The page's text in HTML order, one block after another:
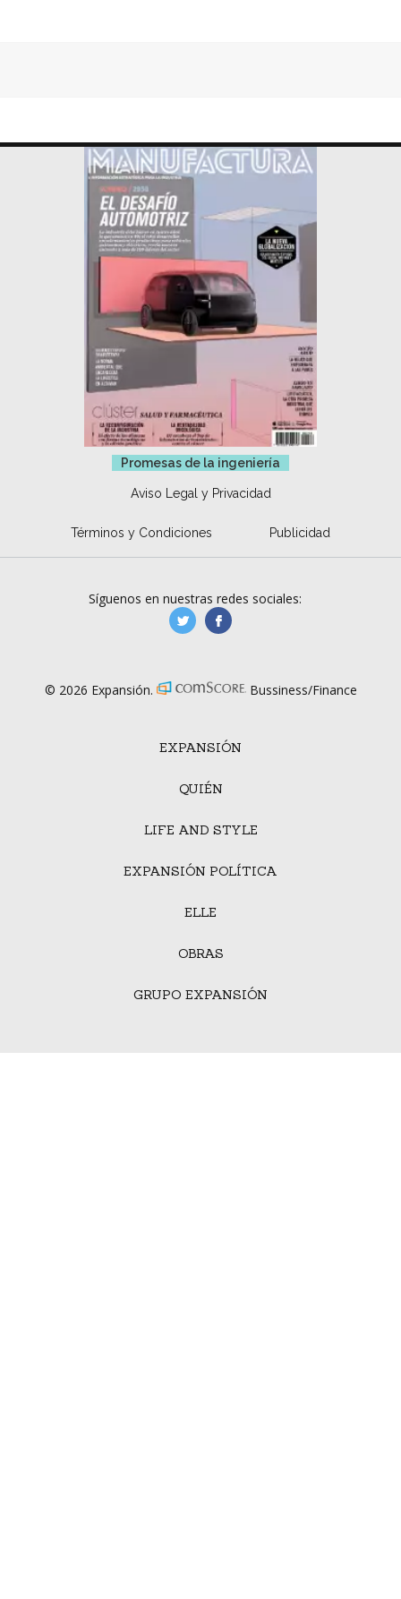
Promesas de la ingeniería
Aviso Legal y Privacidad
Términos y Condiciones Publicidad
EXPANSIÓN
QUIÉN
LIFE AND STYLE
EXPANSIÓN POLÍTICA
ELLE
OBRAS
GRUPO EXPANSIÓN
Síguenos en nuestras redes sociales:
manufacturaGE
© 2026 Expansión. Bussiness/Finance